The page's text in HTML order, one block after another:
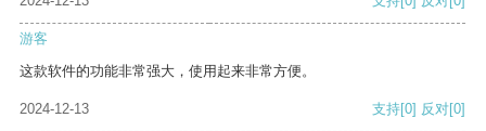
游客
这款软件的功能非常强大，使用起来非常方便。
2024-12-13 支持[0] 反对[0]